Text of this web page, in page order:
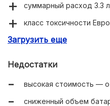
суммарный расход 3.3
класс токсичности
запас хода на
Загрузить еще
Недостатки
высокая стоимость —
сниженный объем